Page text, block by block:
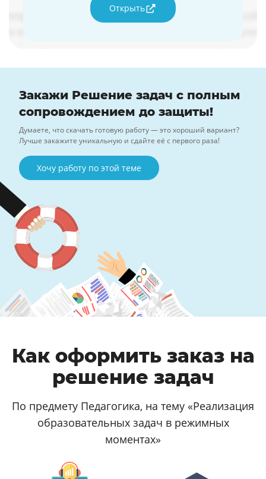
Открыть
Закажи Решение задач с полным
сопровождением до защиты!
Думаете, что скачать готовую работу — это хороший вариант?
Лучше закажите уникальную и сдайте её с первого раза!
Хочу работу по этой теме
Как оформить заказ на
решение задач
По предмету Педагогика, на тему «Реализация
образовательных задач в режимных
моментах»